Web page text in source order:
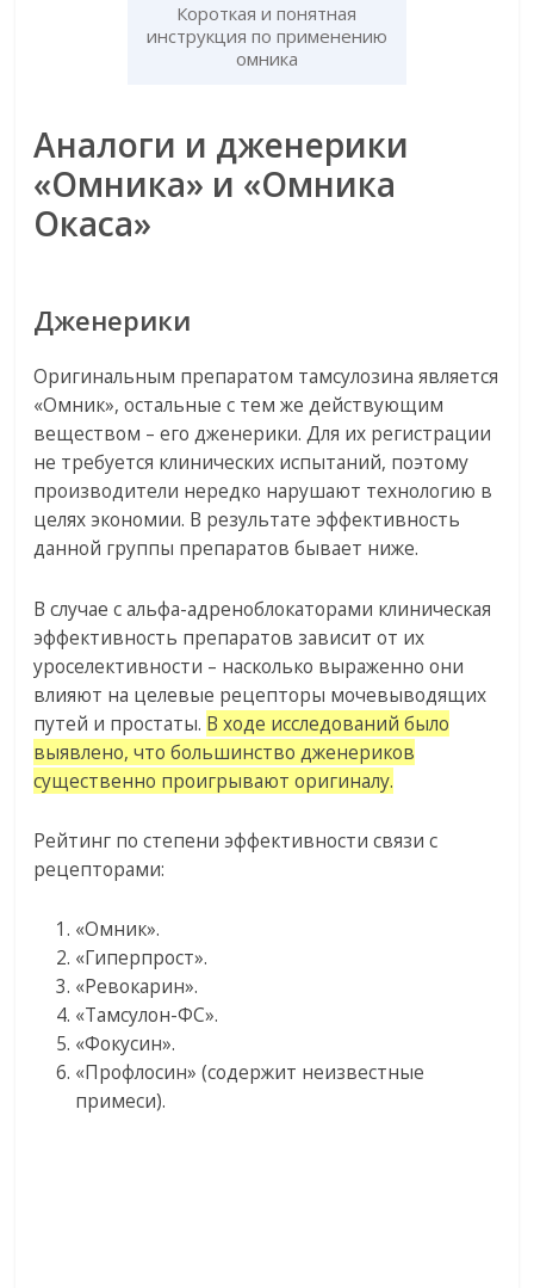
Короткая и понятная
инструкция по применению
омника
Аналоги и дженерики
«Омника» и «Омника
Окаса»
Дженерики
Оригинальным препаратом тамсулозина является
«Омник», остальные с тем же действующим
веществом – его дженерики. Для их регистрации
не требуется клинических испытаний, поэтому
производители нередко нарушают технологию в
целях экономии. В результате эффективность
данной группы препаратов бывает ниже.
В случае с альфа-адреноблокаторами клиническая
эффективность препаратов зависит от их
уроселективности – насколько выраженно они
влияют на целевые рецепторы мочевыводящих
путей и простаты. В ходе исследований было
выявлено, что большинство дженериков
существенно проигрывают оригиналу.
Рейтинг по степени эффективности связи с
рецепторами:
«Омник».
«Гиперпрост».
«Ревокарин».
«Тамсулон-ФС».
«Фокусин».
«Профлосин» (содержит неизвестные
примеси).